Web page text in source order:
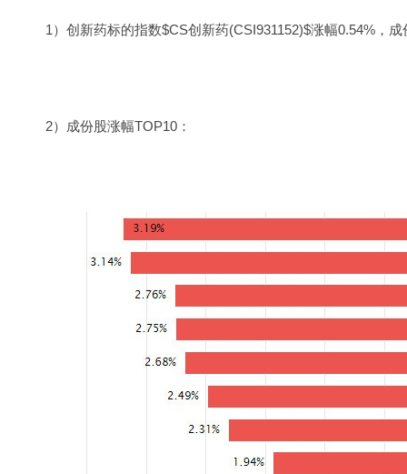
1）创新药标的指数$CS创新药(CSI931152)$涨幅0.54%，
2）成份股涨幅TOP10：